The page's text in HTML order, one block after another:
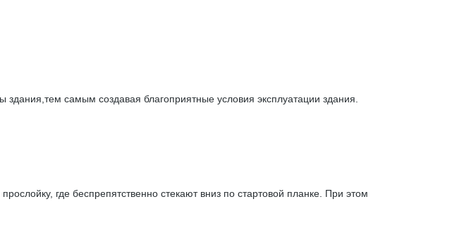
самым создавая благоприятные условия эксплуатации здания.
где беспрепятственно стекают вниз по стартовой планке. При этом